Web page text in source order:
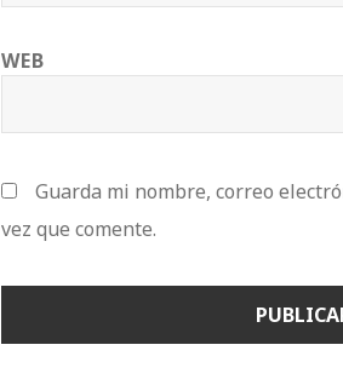
WEB
Guarda mi nombre, correo
vez que comente.